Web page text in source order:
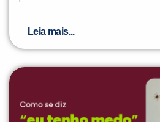
Leia mais...